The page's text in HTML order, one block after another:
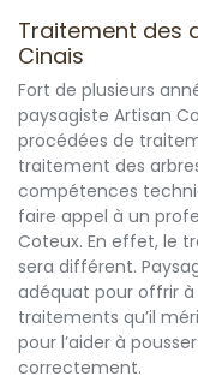
Traitement des
Cinais
Fort de plusieurs
paysagiste Artisan
procédées de
traitement des
compétences
faire appel à un
Coteux. En effet, le
sera différent.
adéquat pour offrir
traitements qu’il
pour l’aider à
correctement.